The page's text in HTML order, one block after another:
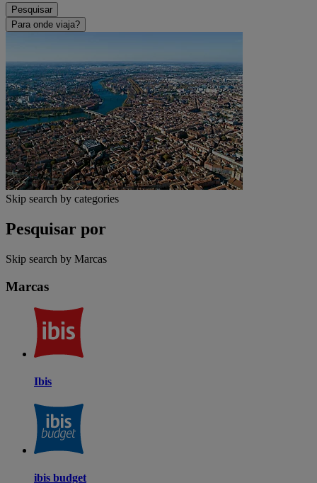
Pesquisar
Para onde viaja?
Skip search by categories
Pesquisar por
Skip search by Marcas
Marcas
Ibis
ibis budget